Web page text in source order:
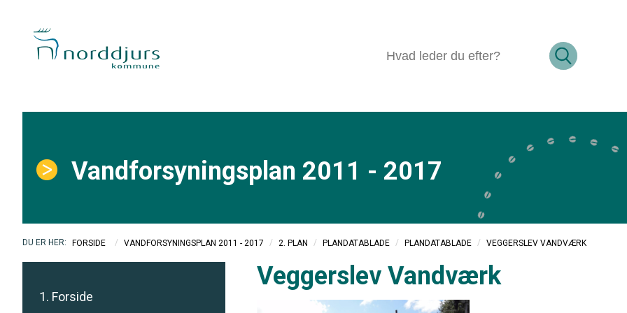
Vandforsyningsplan 2011 - 2017
FORSIDE / VANDFORSYNINGSPLAN 2011 - 2017 / 2. PLAN / PLANDATABLADE / PLANDATABLADE / VEGGERSLEV VANDVÆRK
1. Forside
Veggerslev Vandværk